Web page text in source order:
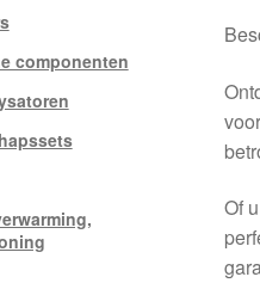
Of
componenten